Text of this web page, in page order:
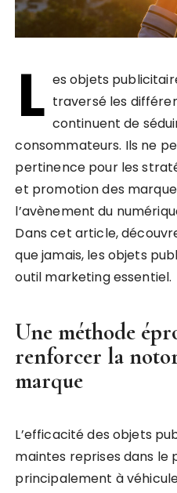
L es objets
traversé les
continuent de
consommateurs. Ils ne
pertinence pour les
et promotion des
l’avènement du
Dans cet article,
que jamais, les objets
outil marketing essentiel.
Une méthode
renforcer la
marque
L’efficacité des objets
maintes reprises dans le
principalement à